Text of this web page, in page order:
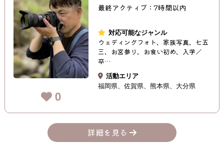
0
最終アクティブ：7時間以内
対応可能なジャンル
ウェディングフォト、家族写真、七五
三、お宮参り、お食い初め、入学／
卒…
活動エリア
福岡県
佐賀県 熊本県 大分県
詳細を見る